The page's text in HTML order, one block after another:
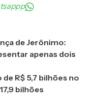
de Jerônimo:
apenas dois
R$ 5,7 bilhões no
bilhões